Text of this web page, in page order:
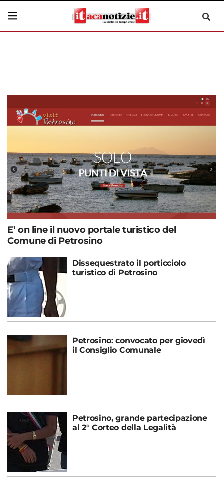
E’ on line il nuovo portale turistico del
Comune di Petrosino
Dissequestrato il porticciolo
turistico di Petrosino
Petrosino: convocato per giovedì
il Consiglio Comunale
Petrosino, grande partecipazione
al 2° Corteo della Legalità